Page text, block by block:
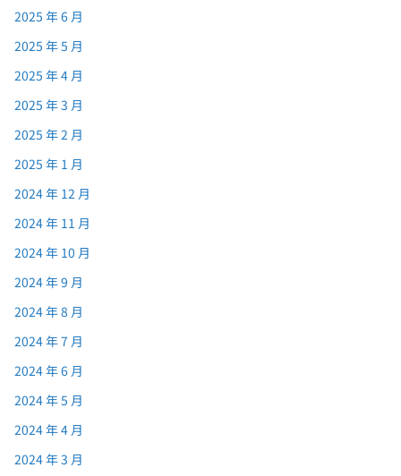
2025 年 6 月
2025 年 5 月
2025 年 4 月
2025 年 3 月
2025 年 2 月
2025 年 1 月
2024 年 12 月
2024 年 11 月
2024 年 10 月
2024 年 9 月
2024 年 8 月
2024 年 7 月
2024 年 6 月
2024 年 5 月
2024 年 4 月
2024 年 3 月